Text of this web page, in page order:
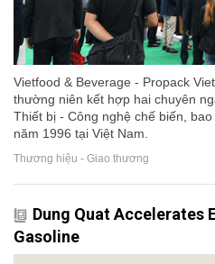
Vietfood & Beverage - Propack
thường niên kết hợp hai chuyên
Thiết bị - Công nghệ chế biến,
năm 1996 tại Việt Nam.
Thương hiệu - Giao thương
Dung Quat Accelerates
Gasoline